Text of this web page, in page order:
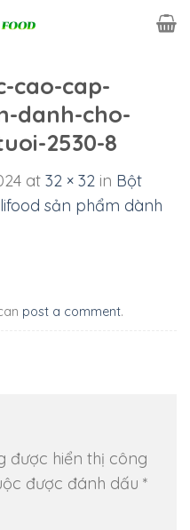
cao-cap-
danh-cho-
2530-8
at 32 × 32 in Bột
sản phẩm dành
post a comment.
được hiển thị công
được đánh dấu *